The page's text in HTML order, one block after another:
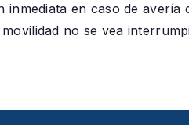
inmediata en caso de avería
no se vea